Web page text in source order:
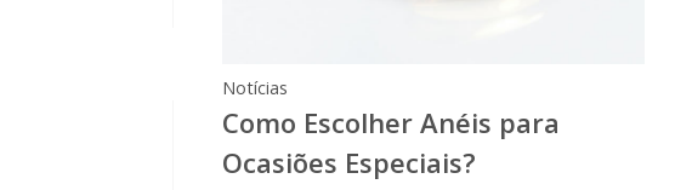
Notícias
Como Escolher Anéis para
Ocasiões Especiais?